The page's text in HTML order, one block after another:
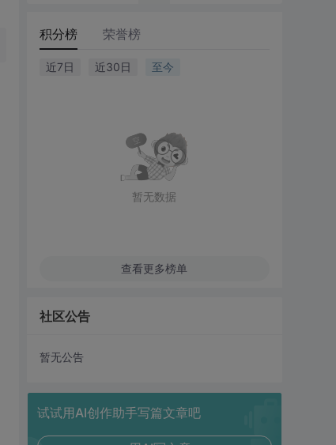
积分榜 荣誉榜
近7日 近30日 至今
暂无数据
查看更多榜单
社区公告
暂无公告
试试用AI创作助手写篇文章吧